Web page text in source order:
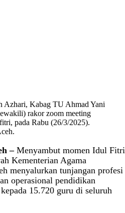
Azhari, Kabag TU Ahmad Yani
rakor zoom meeting
pada Rabu (26/3/2025).
–Menyambut momen Idul Fitri
Kementerian Agama
menyalurkan tunjangan profesi
operasional pendidikan
15.720 guru di seluruh